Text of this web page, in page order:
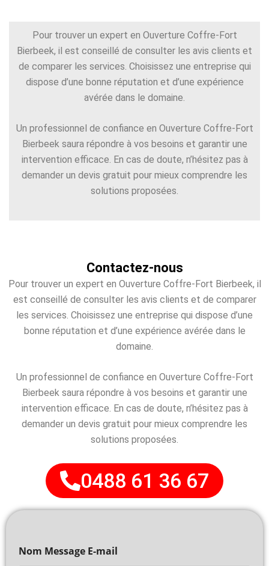
Pour trouver un expert en Ouverture Coffre-Fort
Bierbeek, il est conseillé de consulter les avis clients et
de comparer les services. Choisissez une entreprise qui
dispose d’une bonne réputation et d’une expérience
avérée dans le domaine.
Un professionnel de confiance en Ouverture Coffre-Fort
Bierbeek saura répondre à vos besoins et garantir une
intervention efficace. En cas de doute, n’hésitez pas à
demander un devis gratuit pour mieux comprendre les
solutions proposées.
Contactez-nous
Pour trouver un expert en Ouverture Coffre-Fort Bierbeek, il
est conseillé de consulter les avis clients et de comparer
les services. Choisissez une entreprise qui dispose d’une
bonne réputation et d’une expérience avérée dans le
domaine.
Un professionnel de confiance en Ouverture Coffre-Fort
Bierbeek saura répondre à vos besoins et garantir une
intervention efficace. En cas de doute, n’hésitez pas à
demander un devis gratuit pour mieux comprendre les
solutions proposées.
0488 61 36 67
Nom Message E-mail